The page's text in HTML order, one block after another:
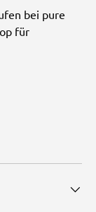
bei pure
für